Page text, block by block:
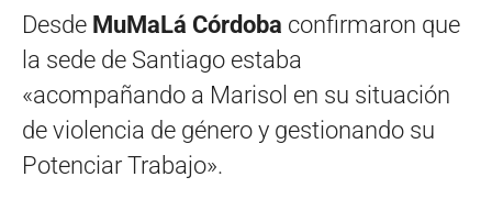
Desde MuMaLá Córdoba confirmaron que
la sede de Santiago estaba
«acompañando a Marisol en su situación
de violencia de género y gestionando su
Potenciar Trabajo».